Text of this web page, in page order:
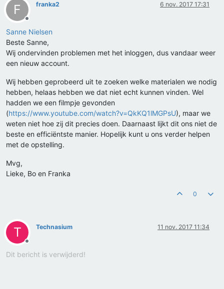
F
Offline
franka2 6 nov. 2017 17:31
Sanne Nielsen
Beste Sanne,
Wij ondervinden problemen met het inloggen, dus vandaar weer
een nieuw account.
Wij hebben geprobeerd uit te zoeken welke materialen we nodig
hebben, helaas hebben we dat niet echt kunnen vinden. Wel
hadden we een filmpje gevonden
(https://www.youtube.com/watch?v=QkKQ1lMGPsU), maar we
weten niet hoe zij dit precies doen. Daarnaast lijkt dit ons niet de
beste en efficiëntste manier. Hopelijk kunt u ons verder helpen
met de opstelling.
Mvg,
Lieke, Bo en Franka
0
T
Offline
Technasium 11 nov. 2017 11:34
Dit bericht is verwijderd!